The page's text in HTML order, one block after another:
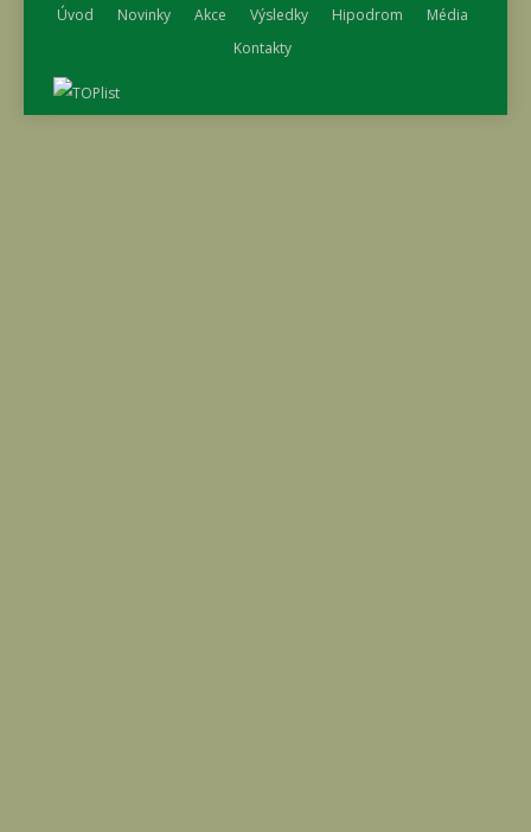
Úvod
Novinky Akce Výsledky Hipodrom
Média
Kontakty